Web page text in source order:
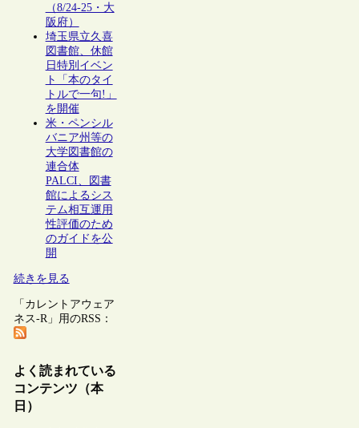
（8/24-25・大
阪府）
埼玉県立久喜
図書館、休館
日特別イベン
ト「本のタイ
トルで一句!」
を開催
米・ペンシル
バニア州等の
大学図書館の
連合体
PALCI、図書
館によるシス
テム相互運用
性評価のため
のガイドを公
開
続きを見る
「カレントアウェア
ネス-R」用のRSS：
よく読まれている
コンテンツ（本
日）